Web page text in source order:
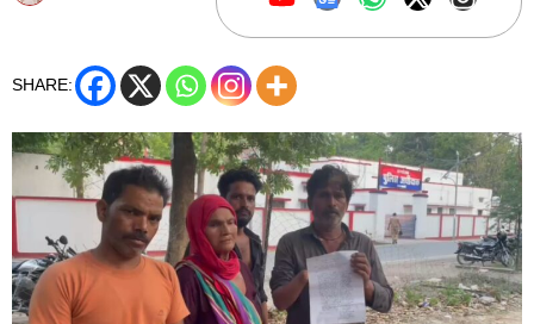
SHARE: